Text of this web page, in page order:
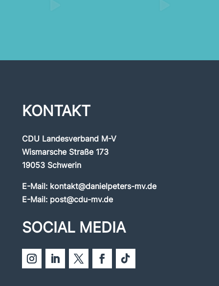
KONTAKT
CDU Landesverband M-V
Wismarsche Straße 173
19053 Schwerin
E-Mail: kontakt@danielpeters-mv.de
E-Mail: post@cdu-mv.de
SOCIAL MEDIA